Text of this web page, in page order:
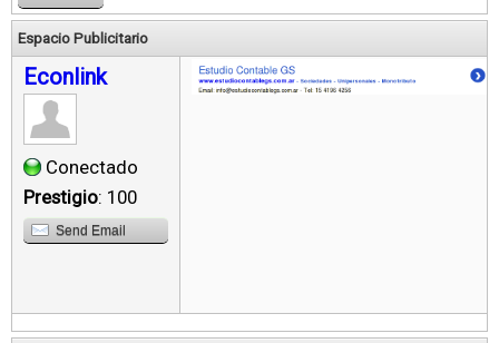
Espacio Publicitario
Econlink
Conectado
Prestigio: 100
Send Email